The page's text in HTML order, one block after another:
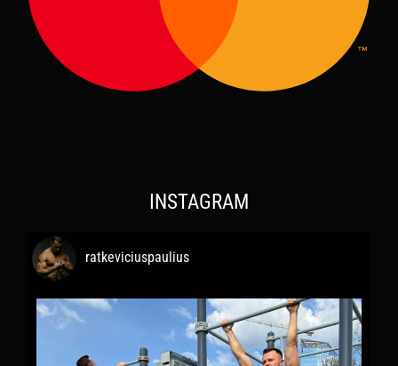
INSTAGRAM
ratkeviciuspaulius